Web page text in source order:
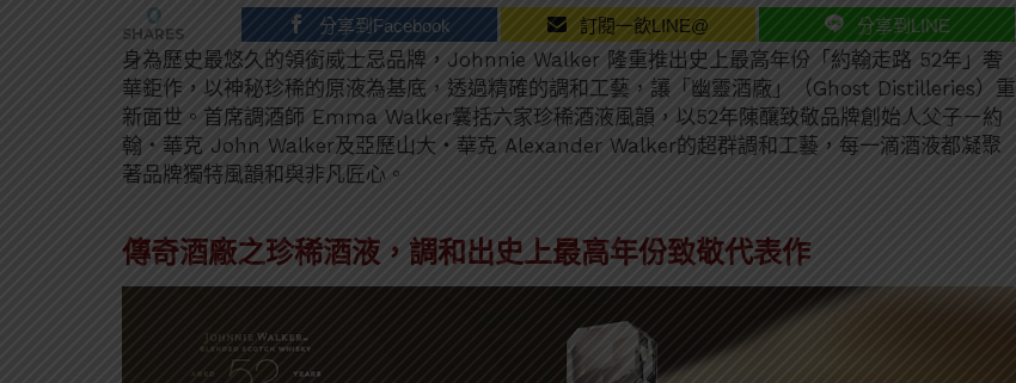
0
SHARES 分享到Facebook 訂閱一飲LINE@ 分享到LINE
身為歷史最悠久的領銜威士忌品牌，Johnnie Walker 隆重推出史上最高年份「約翰走路 52年」奢
華鉅作，以神秘珍稀的原液為基底，透過精確的調和工藝，讓「幽靈酒廠」（Ghost Distilleries）重
新面世。首席調酒師 Emma Walker囊括六家珍稀酒液風韻，以52年陳釀致敬品牌創始人父子－約
翰・華克 John Walker及亞歷山大・華克 Alexander Walker的超群調和工藝，每一滴酒液都凝聚
著品牌獨特風韻和與非凡匠心。
傳奇酒廠之珍稀酒液，調和出史上最高年份致敬代表作